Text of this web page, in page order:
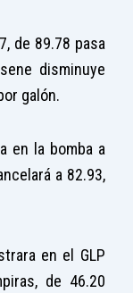
de 89.78 pasa
disminuye
galón.
en la bomba a
a 82.93,
en el GLP
de 46.20